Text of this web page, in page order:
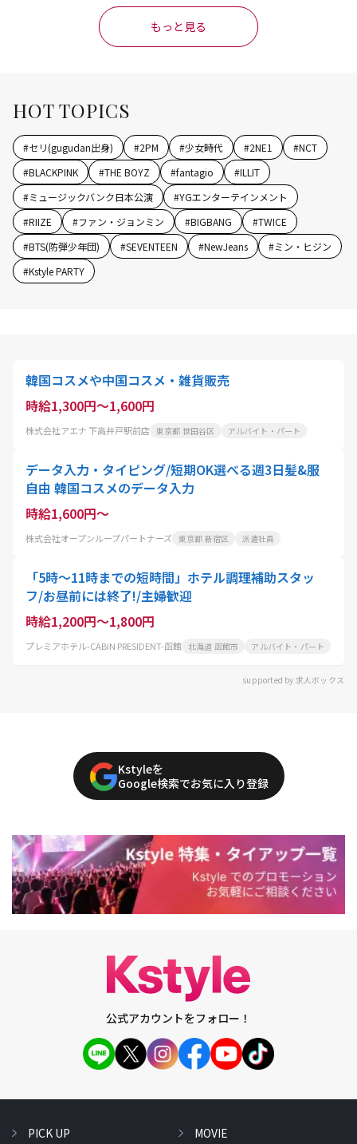
もっと見る
HOT TOPICS
#セリ(gugudan出身) #2PM #少女時代 #2NE1 #NCT
#BLACKPINK #THE BOYZ #fantagio #ILLIT
#ミュージックバンク日本公演 #YGエンターテインメント
#RIIZE #ファン・ジョンミン #BIGBANG #TWICE
#BTS(防弾少年団) #SEVENTEEN #NewJeans #ミン・ヒジン
#Kstyle PARTY
韓国コスメや中国コスメ・雑貨販売
時給1,300円～1,600円
株式会社アエナ 下高井戸駅前店 東京都 世田谷区 アルバイト・パート
データ入力・タイピング/短期OK選べる週3日髪&服
自由 韓国コスメのデータ入力
時給1,600円～
株式会社オープンループパートナーズ 東京都 新宿区 派遣社員
「5時〜11時までの短時間」ホテル調理補助スタッ
フ/お昼前には終了!/主婦歓迎
時給1,200円～1,800円
プレミアホテル-CABIN PRESIDENT-函館 北海道 函館市 アルバイト・パート
supported by 求人ボックス
Kstyleを
Google検索でお気に入り登録
公式アカウントをフォロー！
PICK UP MOVIE